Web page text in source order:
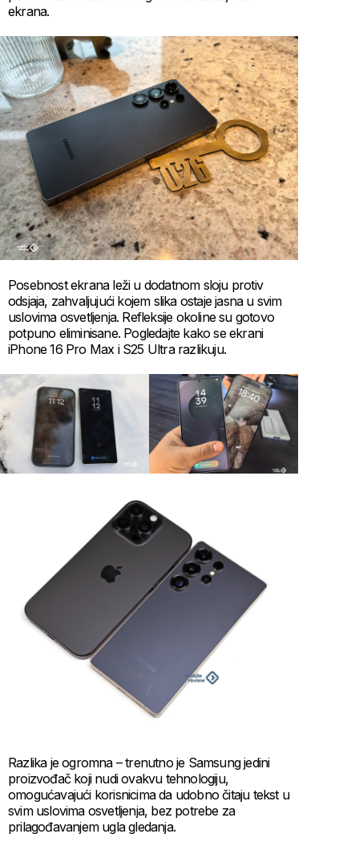
ekrana.
Posebnost ekrana leži u dodatnom sloju protiv
odsjaja, zahvaljujući kojem slika ostaje jasna u svim
uslovima osvetljenja. Refleksije okoline su gotovo
potpuno eliminisane. Pogledajte kako se ekrani
iPhone 16 Pro Max i S25 Ultra razlikuju.
Razlika je ogromna – trenutno je Samsung jedini
proizvođač koji nudi ovakvu tehnologiju,
omogućavajući korisnicima da udobno čitaju tekst u
svim uslovima osvetljenja, bez potrebe za
prilagođavanjem ugla gledanja.